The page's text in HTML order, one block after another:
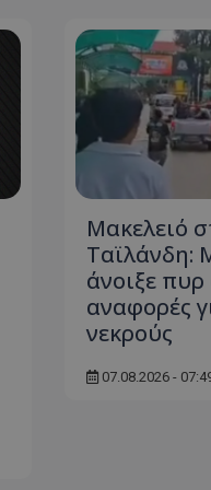
Μακελειό
Ταϊλάνδη:
άνοιξε πυρ
αναφορές
νεκρούς
07.08.2026 -
msToken